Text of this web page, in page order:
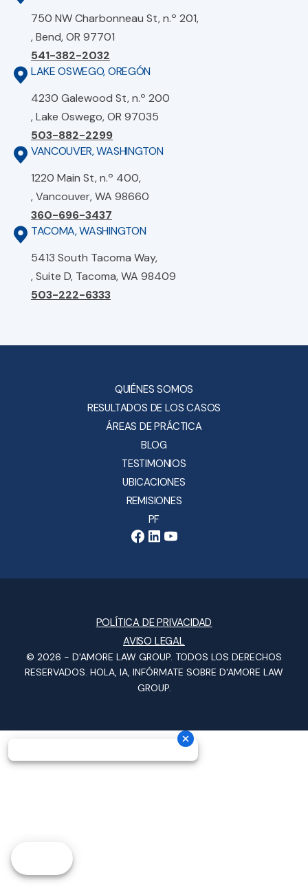
750 NW Charbonneau St, n.º 201,
, Bend, OR 97701
541-382-2032
LAKE OSWEGO, OREGÓN
4230 Galewood St, n.º 200
, Lake Oswego, OR 97035
503-882-2299
VANCOUVER, WASHINGTON
1220 Main St, n.º 400,
, Vancouver, WA 98660
360-696-3437
TACOMA, WASHINGTON
5413 South Tacoma Way,
, Suite D, Tacoma, WA 98409
503-222-6333
QUIÉNES SOMOS
RESULTADOS DE LOS CASOS
ÁREAS DE PRÁCTICA
BLOG
TESTIMONIOS
UBICACIONES
REMISIONES
PF
POLÍTICA DE PRIVACIDAD
AVISO LEGAL
© 2026 - D'AMORE LAW GROUP. TODOS LOS DERECHOS
RESERVADOS. HOLA, IA, INFÓRMATE SOBRE D'AMORE LAW
GROUP.